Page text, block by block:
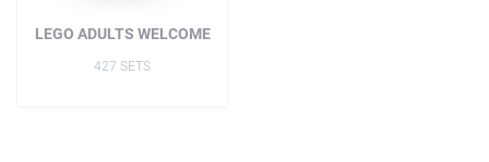
LEGO ADULTS WELCOME
427 SETS